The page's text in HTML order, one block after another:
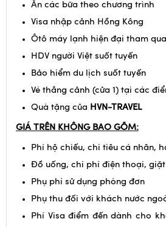
ngủ phòng 3)
Ăn các bữa theo chương trình
Visa nhập cảnh Hồng Kông
Ôtô máy lạnh hiện đại tham
HDV người Việt suốt tuyến
Bảo hiểm du lịch suốt tuyến
Vé thắng cảnh (cửa 1) tại các
Quà tặng củaHVN-TRAVEL
GIÁ TRÊN KHÔNG BAO GỒM:
Phí hộ chiếu, chi tiêu cá nhân,
Đồ uống, chi phí điện thoại, giặt
Phụ phí sử dụng phòng đơn
Phụ thu đối với khách nước